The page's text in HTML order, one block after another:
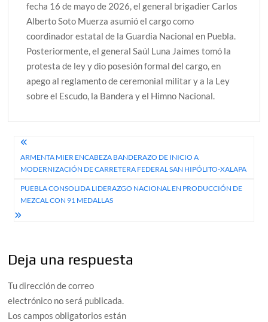
fecha 16 de mayo de 2026, el general brigadier Carlos
Alberto Soto Muerza asumió el cargo como
coordinador estatal de la Guardia Nacional en Puebla.
Posteriormente, el general Saúl Luna Jaimes tomó la
protesta de ley y dio posesión formal del cargo, en
apego al reglamento de ceremonial militar y a la Ley
sobre el Escudo, la Bandera y el Himno Nacional.
Navegación
de
entradas
ARMENTA MIER ENCABEZA BANDERAZO DE INICIO A
MODERNIZACIÓN DE CARRETERA FEDERAL SAN HIPÓLITO-XALAPA
PUEBLA CONSOLIDA LIDERAZGO NACIONAL EN PRODUCCIÓN DE
MEZCAL CON 91 MEDALLAS
Deja una respuesta
Tu dirección de correo
electrónico no será publicada.
Los campos obligatorios están